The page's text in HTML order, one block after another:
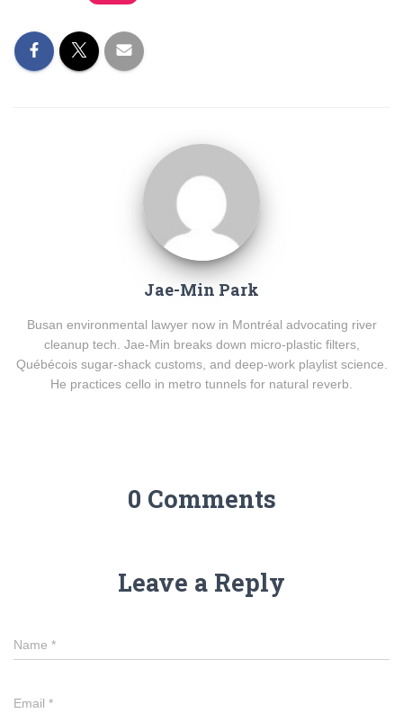
Jae-Min Park
Busan environmental lawyer now in Montréal advocating river
cleanup tech. Jae-Min breaks down micro-plastic filters,
Québécois sugar-shack customs, and deep-work playlist science.
He practices cello in metro tunnels for natural reverb.
0 Comments
Leave a Reply
Name *
Email *